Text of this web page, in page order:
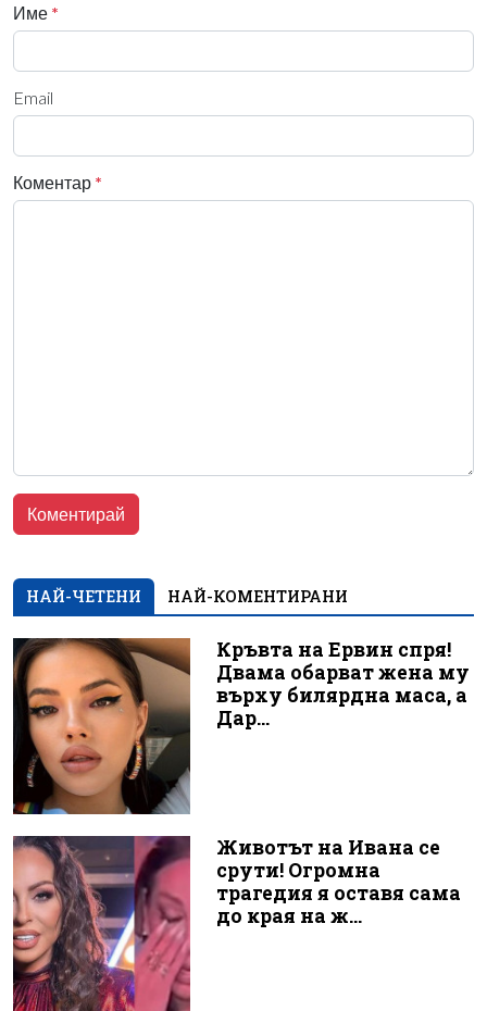
Име *
Email
Коментар *
НАЙ-ЧЕТЕНИ НАЙ-КОМЕНТИРАНИ
Кръвта на Ервин спря!
Двама обарват жена му
върху билярдна маса, а
Дар...
Животът на Ивана се
срути! Огромна
трагедия я оставя сама
до края на ж...